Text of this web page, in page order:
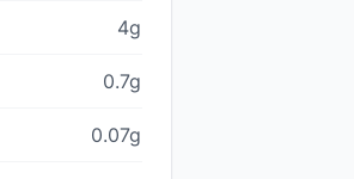
4g
0.7g
0.07g